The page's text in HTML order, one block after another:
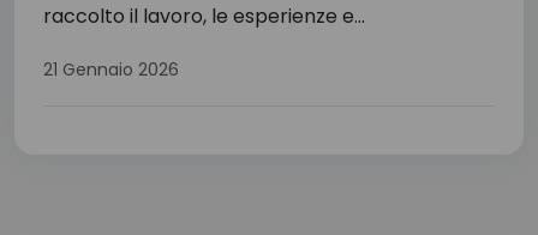
raccolto il lavoro, le esperienze e...
21 Gennaio 2026